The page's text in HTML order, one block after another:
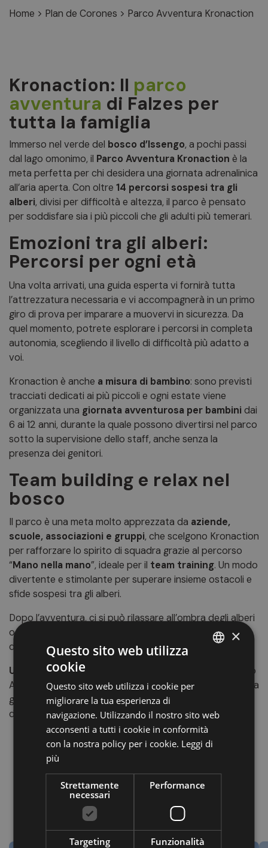
Home > Plan de Corones > Parco Avventura Kronaction
Kronaction: Il parco
avventura di Falzes per
tutta la famiglia
Immerso nel verde del bosco d’Issengo, a pochi passi
dal lago omonimo, il Parco Avventura Kronaction è la
meta perfetta per chi desidera una giornata adrenalinica
all’aria aperta. Con oltre 14 percorsi sospesi tra gli
alberi, divisi per difficoltà e altezza, il parco è pensato
per soddisfare sia i più piccoli che gli adulti più temerari.
Emozioni tra gli alberi:
Percorsi per ogni età
Una volta arrivati, una guida esperta vi fornirà tutta
l’attrezzatura necessaria e vi accompagnerà in un primo
giro di prova per imparare a muovervi in sicurezza. Da
quel momento, potrete esplorare i percorsi in completa
autonomia, scegliendo il livello di difficoltà più adatto a
voi.
Kronaction è anche a misura di bambino: sono previsti
tracciati dedicati ai più piccoli e ogni estate viene
organizzata una giornata avventurosa per bambini dai
6 ai 12 anni, durante la quale possono divertirsi nel parco
sotto la supervisione dello staff, anche senza la
presenza dei genitori.
Team building e relax nel
bosco
Il parco è una meta molto apprezzata da aziende,
scuole, associazioni e gruppi, che scelgono Kronaction
per rafforzare lo spirito di squadra grazie al percorso
“Mano nella mano”, ideale per il team training. Un modo
divertente e stimolante per superare insieme ostacoli e
sfide sospesi tra gli alberi.
Dopo l’avventura, ci si può rilassare all’ombra degli alberi
o rinfrescarsi con un tuffo nel
laghetto di Issengo, una
delle mete più amate dell’estate in Val Pusteria.
Un mix perfetto di sport, avventura e natura
: il Parco
Avventura Kronaction è l’occasione ideale per vivere una
giornata indimenticabile a contatto con il verde, tra
divertimento, sfide e un clima totalmente alpino.
Località
ENGLISH
×
Questo sito web utilizza
cookie
Questo sito web utilizza i cookie per
migliorare la tua esperienza di
navigazione. Utilizzando il nostro sito web
acconsenti a tutti i cookie in conformità
con la nostra policy per i cookie. Leggi di
più
Strettamente
necessari
Performance
Targeting Funzionalità